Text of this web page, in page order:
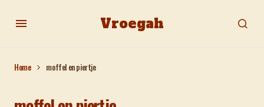
Vroegah
Home moffel en piertje